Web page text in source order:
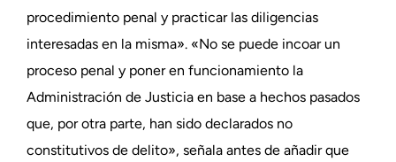
procedimiento penal y practicar las diligencias
interesadas en la misma». «No se puede incoar un
proceso penal y poner en funcionamiento la
Administración de Justicia en base a hechos pasados
que, por otra parte, han sido declarados no
constitutivos de delito», señala antes de añadir que